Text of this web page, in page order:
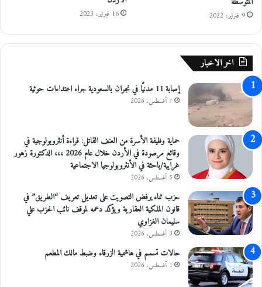
ي 9 فبراير، 2022 16 فبراير، 2023
اخر الاخبار
إصابة 11 مدنيًا في نجران بالسعودية جراء اعتداءات حوثية
7 أغسطس، 2026
حماية وظيفة الأسرة من العنف القاتل: قراءة أنثروبولوجية في
وقائع مرصودة في الأردن خلال عام 2026 ،،، الدكتورة زهور
غرايبة/باحثة في الأنثروبولوجيا الاجتماعية
5 أغسطس، 2026
حزب نماء يرفض التصويت على تعديل تعريف “الطريق” في
قانون الملكية العقارية ويؤكد دعمه لموقف نائب الحزب علي
سليمان الغزاوي
3 أغسطس، 2026
حالات تسمم في هاشمية الزرقاء وضبط مالك المطعم
1 أغسطس، 2026